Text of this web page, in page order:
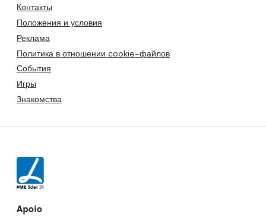
Контакты
Положения и условия
Реклама
Политика в отношении cookie-файлов
События
Игры
Знакомства
Apoio